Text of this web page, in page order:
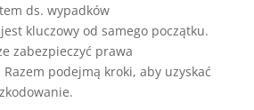
ds. wypadków
kluczowy od samego początku.
zabezpieczyć prawa
podejmą kroki, aby uzyskać